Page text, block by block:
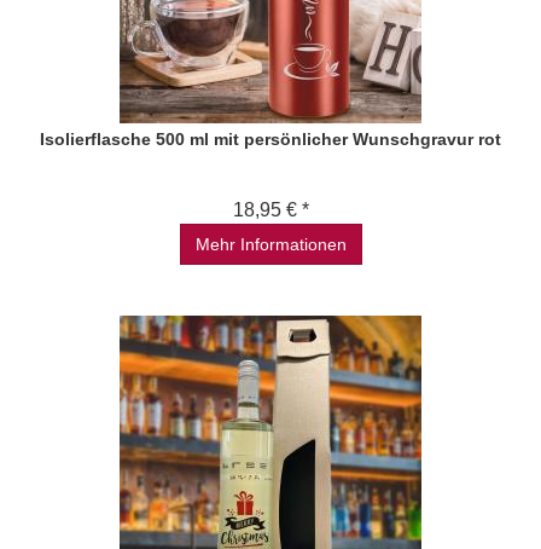
Isolierflasche 500 ml mit persönlicher Wunschgravur rot
18,95 € *
Mehr Informationen